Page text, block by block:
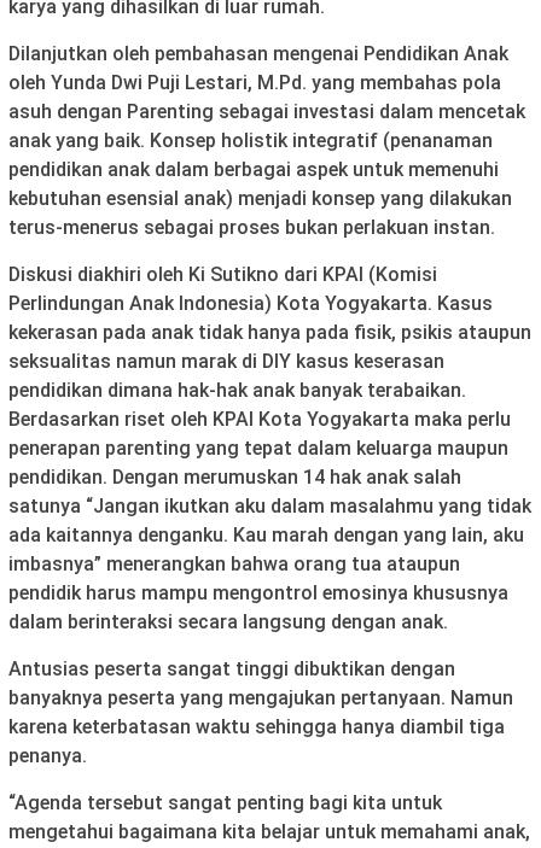
karya yang dihasilkan di luar rumah.
Dilanjutkan oleh pembahasan mengenai Pendidikan Anak
oleh Yunda Dwi Puji Lestari, M.Pd. yang membahas pola
asuh dengan Parenting sebagai investasi dalam mencetak
anak yang baik. Konsep holistik integratif (penanaman
pendidikan anak dalam berbagai aspek untuk memenuhi
kebutuhan esensial anak) menjadi konsep yang dilakukan
terus-menerus sebagai proses bukan perlakuan instan.
Diskusi diakhiri oleh Ki Sutikno dari KPAI (Komisi
Perlindungan Anak Indonesia) Kota Yogyakarta. Kasus
kekerasan pada anak tidak hanya pada fisik, psikis ataupun
seksualitas namun marak di DIY kasus keserasan
pendidikan dimana hak-hak anak banyak terabaikan.
Berdasarkan riset oleh KPAI Kota Yogyakarta maka perlu
penerapan parenting yang tepat dalam keluarga maupun
pendidikan. Dengan merumuskan 14 hak anak salah
satunya “Jangan ikutkan aku dalam masalahmu yang tidak
ada kaitannya denganku. Kau marah dengan yang lain, aku
imbasnya” menerangkan bahwa orang tua ataupun
pendidik harus mampu mengontrol emosinya khususnya
dalam berinteraksi secara langsung dengan anak.
Antusias peserta sangat tinggi dibuktikan dengan
banyaknya peserta yang mengajukan pertanyaan. Namun
karena keterbatasan waktu sehingga hanya diambil tiga
penanya.
“Agenda tersebut sangat penting bagi kita untuk
mengetahui bagaimana kita belajar untuk memahami anak,